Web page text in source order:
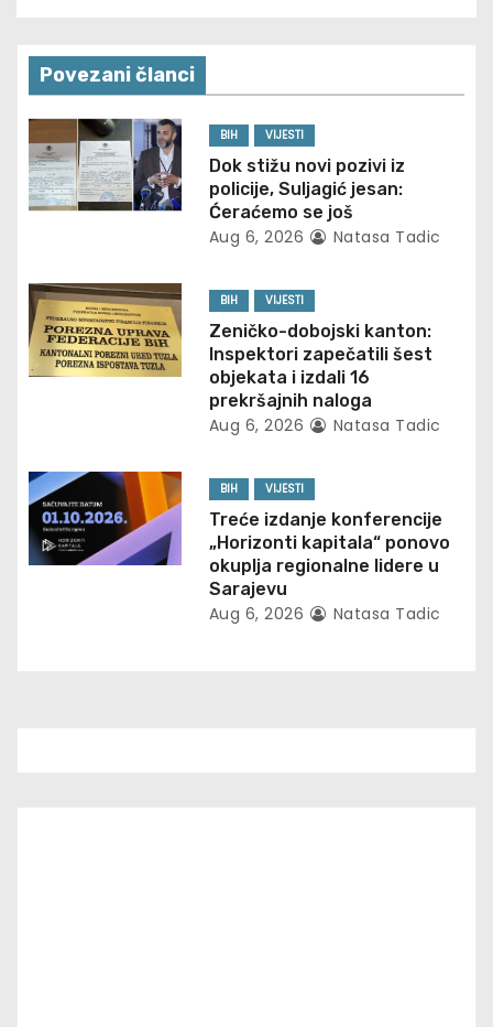
a
v
i
g
t
i
Povezani članci
BIH VIJESTI
Dok stižu novi pozivi iz
policije, Suljagić jesan:
Ćeraćemo se još
Aug 6, 2026 Natasa Tadic
BIH VIJESTI
Zeničko-dobojski kanton:
Inspektori zapečatili šest
objekata i izdali 16
prekršajnih naloga
Aug 6, 2026 Natasa Tadic
BIH VIJESTI
Treće izdanje konferencije
„Horizonti kapitala“ ponovo
okuplja regionalne lidere u
Sarajevu
Aug 6, 2026 Natasa Tadic